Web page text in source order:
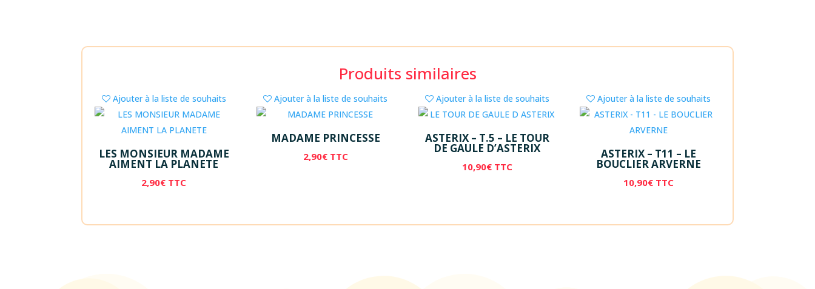
Produits similaires
Ajouter à la liste de souhaits
LES MONSIEUR MADAME
AIMENT LA PLANETE
2,90€ TTC
Ajouter à la liste de souhaits
MADAME PRINCESSE
2,90€ TTC
Ajouter à la liste de souhaits
ASTERIX – T.5 – LE TOUR
DE GAULE D’ASTERIX
10,90€ TTC
Ajouter à la liste de souhaits
ASTERIX – T11 – LE
BOUCLIER ARVERNE
10,90€ TTC